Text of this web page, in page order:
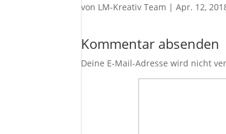
von LM-Kreativ Team |Apr. 12,
Kommentar absenden
Deine E-Mail-Adresse wird nicht